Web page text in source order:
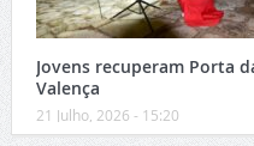
Jovens recuperam Porta
Valença
21 Julho, 2026 - 15:20